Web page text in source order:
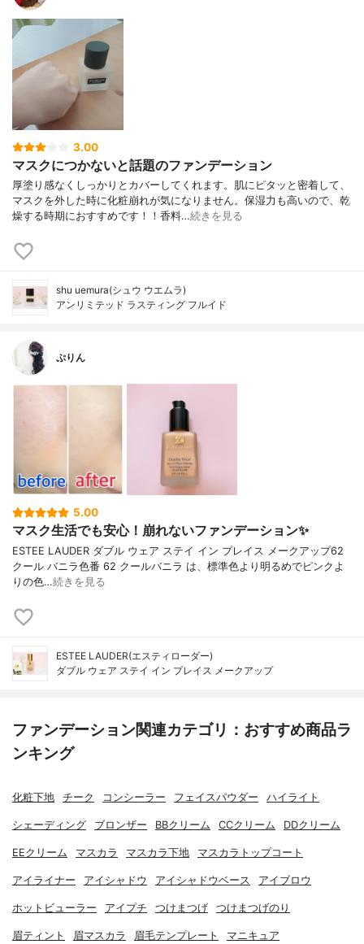
3.00
マスクにつかないと話題のファンデーション
厚塗り感なくしっかりとカバーしてくれます。肌にピタッと密着して、
マスクを外した時に化粧崩れが気になりません。保湿力も高いので、乾
燥する時期におすすめです！！香料…続きを見る
shu uemura(シュウ ウエムラ)
アンリミテッド ラスティング フルイド
ぷりん
5.00
マスク生活でも安心！崩れないファンデーション✨
ESTEE LAUDER ダブル ウェア ステイ イン プレイス メークアップ62
クール バニラ色番 62 クールバニラ は、標準色より明るめでピンクよ
りの色…続きを見る
ESTEE LAUDER(エスティローダー)
ダブル ウェア ステイ イン プレイス メークアップ
ファンデーション関連カテゴリ：おすすめ商品ラ
ンキング
化粧下地 チーク コンシーラー フェイスパウダー ハイライト
シェーディング ブロンザー BBクリーム CCクリーム DDクリーム
EEクリーム マスカラ マスカラ下地 マスカラトップコート
アイライナー アイシャドウ アイシャドウベース アイブロウ
ホットビューラー アイプチ つけまつげ つけまつげのり
眉ティント 眉マスカラ 眉毛テンプレート マニキュア